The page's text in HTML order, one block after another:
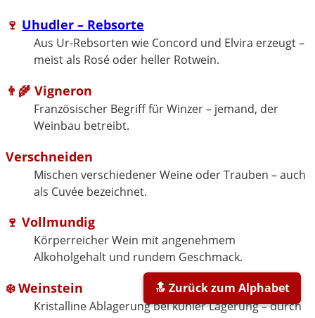
🍷 Uhudler – Rebsorte
Aus Ur-Rebsorten wie Concord und Elvira erzeugt –
meist als Rosé oder heller Rotwein.
👨‍🌾 Vigneron
Französischer Begriff für Winzer – jemand, der
Weinbau betreibt.
Verschneiden
Mischen verschiedener Weine oder Trauben – auch
als Cuvée bezeichnet.
🍷 Vollmundig
Körperreicher Wein mit angenehmem
Alkoholgehalt und rundem Geschmack.
❄️ Weinstein
Kristalline Ablagerung bei kühler Lagerung – durch
🔝 Zurück zum Alphabet